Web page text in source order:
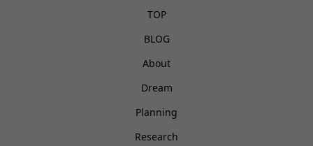
TOP
BLOG
About
Dream
Planning
Research